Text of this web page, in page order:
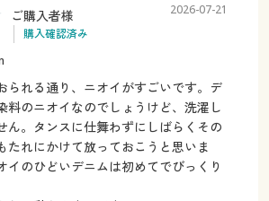
ご購入者様
購入確認済み
2026-07-21
られる通り、ニオイがすごいです。デ
料のニオイなのでしょうけど、洗濯し
ん。タンスに仕舞わずにしばらくその
たれにかけて放っておこうと思いま
イのひどいデニムは初めてでびっくり